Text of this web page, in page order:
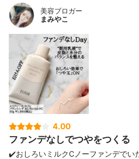
美容ブロガー
まみやこ
4.00
ファンデなしでつやをつくる
✔️おしろいミルクCノーファンデでい